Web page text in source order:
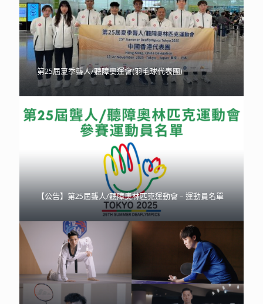
第25屆夏季聾人/聽障奧運會(羽毛球代表團)
【公告】第25屆聾人/聽障奧林匹克運動會 – 運動員名單